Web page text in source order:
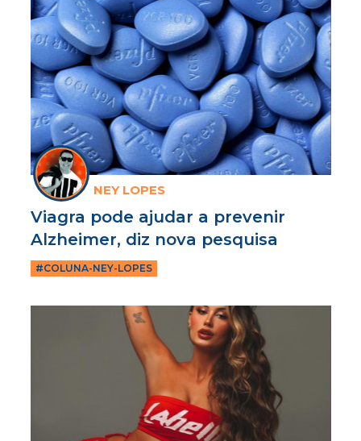
NEY LOPES
Viagra pode ajudar a prevenir
Alzheimer, diz nova pesquisa
#COLUNA-NEY-LOPES